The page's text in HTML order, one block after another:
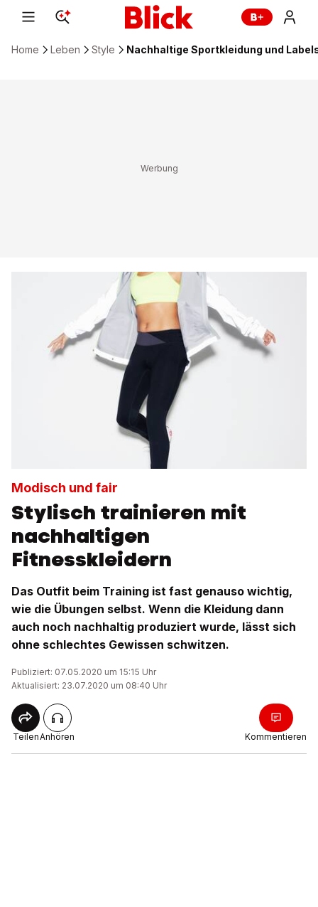
Home Leben Style Nachhaltige Sportkleidung und
Modisch und fair
Stylisch trainieren mit
nachhaltigen
Fitnesskleidern
Das Outfit beim Training ist fast genauso wichtig,
wie die Übungen selbst. Wenn die Kleidung dann
auch noch nachhaltig produziert wurde, lässt sich
ohne schlechtes Gewissen schwitzen.
Publiziert: 07.05.2020 um 15:15 Uhr
Aktualisiert: 23.07.2020 um 08:40 Uhr
TeilenAnhören Kommentieren